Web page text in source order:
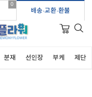
로지급!
분재 선인장 부케 제단화
0
배송·교환·환불